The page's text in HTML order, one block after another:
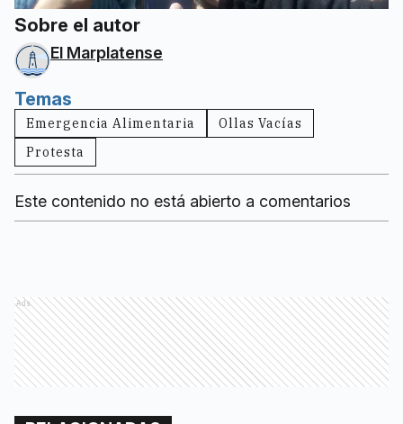
Sobre el autor
El Marplatense
Temas
Emergencia Alimentaria
Ollas Vacías
Protesta
Este contenido no está abierto a comentarios
Ads